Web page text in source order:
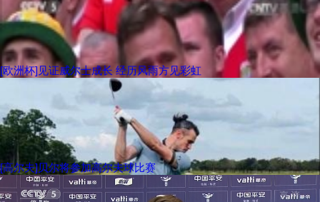
[欧洲杯]见证威尔士成长 经历风雨方见彩虹
[高尔夫]贝尔将参加高尔夫球比赛